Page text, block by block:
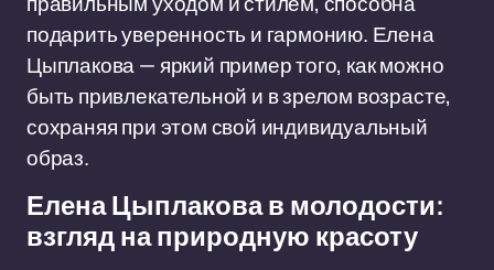
подарить уверенность и гармонию. Елена
Цыплакова — яркий пример того, как можно
быть привлекательной и в зрелом возрасте,
сохраняя при этом свой индивидуальный
образ.
Елена Цыплакова в молодости:
взгляд на природную красоту